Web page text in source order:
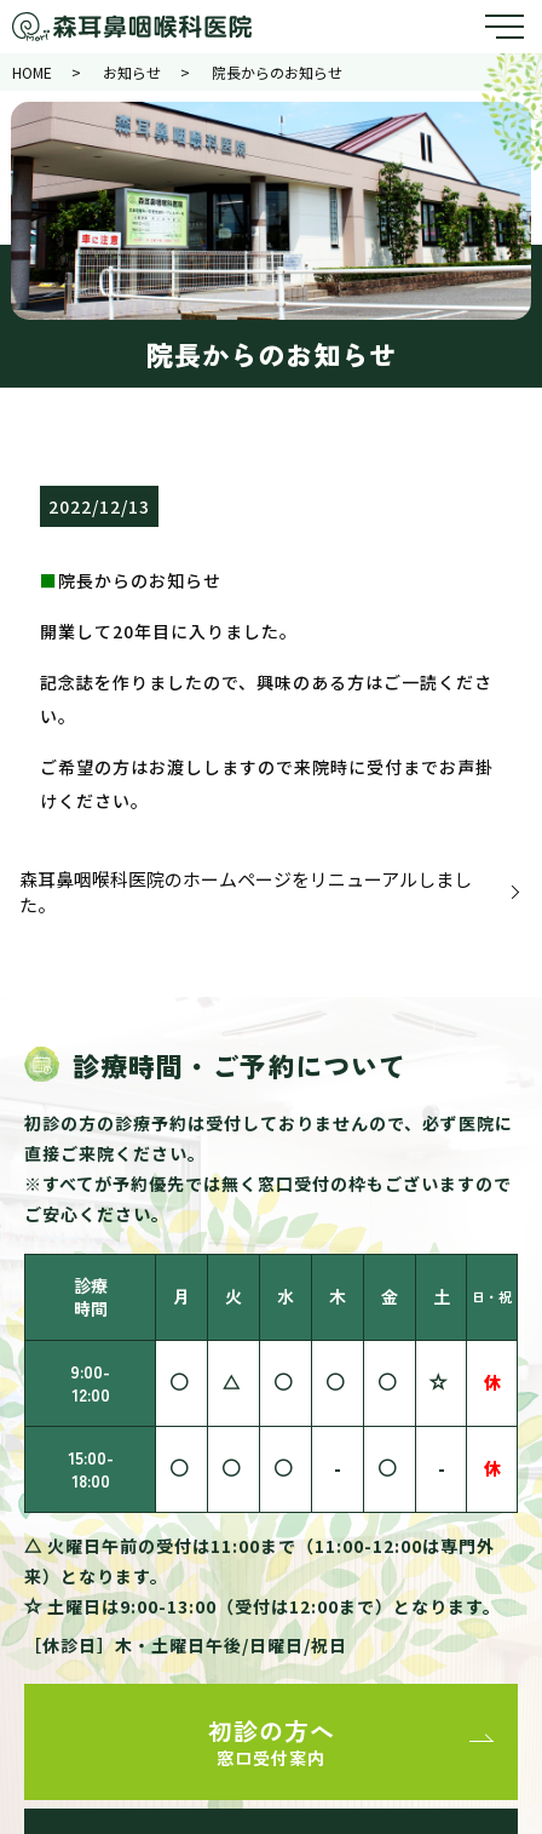
HOME お知らせ 院長からのお知らせ
院長からのお知らせ
2022/12/13
■院長からのお知らせ
開業して20年目に入りました。
記念誌を作りましたので、興味のある方はご一読くださ
い。
ご希望の方はお渡ししますので来院時に受付までお声掛
けください。
森耳鼻咽喉科医院のホームページをリニューアルしまし
た。
診療時間・ご予約について
初診の方の診療予約は受付しておりませんので、必ず医院に
直接ご来院ください。
※すべてが予約優先では無く窓口受付の枠もございますので
ご安心ください。
診療
時間
月 火 水 木 金 土 日・祝
9:00-
12:00
休
15:00-
18:00
- - 休
火曜日午前の受付は11:00まで（11:00-12:00は専門外
来）となります。
土曜日は9:00-13:00（受付は12:00まで）となります。
［休診日］木・土曜日午後/日曜日/祝日
初診の方へ
窓口受付案内